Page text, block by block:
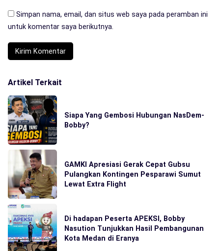
Simpan nama, email, dan situs web saya pada peramban ini
untuk komentar saya berikutnya.
Artikel Terkait
Siapa Yang Gembosi Hubungan NasDem-
Bobby?
GAMKI Apresiasi Gerak Cepat Gubsu
Pulangkan Kontingen Pesparawi Sumut
Lewat Extra Flight
Di hadapan Peserta APEKSI, Bobby
Nasution Tunjukkan Hasil Pembangunan
Kota Medan di Eranya